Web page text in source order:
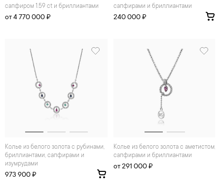
сапфиром 1.59 ct и бриллиантами
от 4 770 000 ₽
сапфирами и бриллиантами
240 000 ₽
Колье из белого золота с рубинами,
бриллиантами, сапфирами и
изумрудами
973 900 ₽
Колье из белого золота с аметистом,
сапфирами и бриллиантами
от 291 000 ₽